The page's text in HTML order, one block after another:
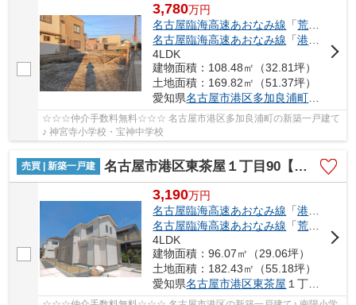
3,780万円
名古屋臨海高速あおなみ線 「荒子川公園
名古屋臨海高速あおなみ線 「港北
4LDK
建物面積：108.48㎡（32.81坪）
土地面積：169.82㎡（51.37坪）
愛知県名古屋市港区多加良浦町
☆☆☆仲介手数料無料☆☆☆ 名古屋市港区多加良浦町の新築一戸建て
♪ 神宮寺小学校・宝神中学校
売買 | 新築一戸建 名古屋市港区東茶屋１丁目90【仲介手数料無料】新築一戸建て
3,190万円
名古屋臨海高速あおなみ線 「港北
名古屋臨海高速あおなみ線 「荒子川公園
4LDK
建物面積：96.07㎡（29.06坪）
土地面積：182.43㎡（55.18坪）
愛知県名古屋市港区東茶屋 １丁目90